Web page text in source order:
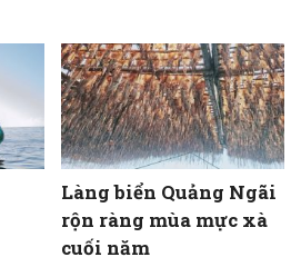
Làng biển Quảng Ngãi
rộn ràng mùa mực xà
cuối năm